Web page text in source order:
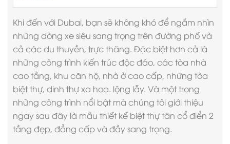
Khi đến với Dubai, bạn sẽ không khó để ngắm nhìn
những dòng xe siêu sang trọng trên đường phố và
cả các du thuyền, trực thăng. Đặc biệt hơn cả là
những công trình kiến trúc độc đáo, các tòa nhà
cao tầng, khu căn hộ, nhà ở cao cấp, những tòa
biệt thự, dinh thự xa hoa. lộng lẫy. Và một trong
những công trình nổi bật mà chúng tôi giới thiệu
ngay sau đây là mẫu thiết kế biệt thự tân cổ điển 2
tầng đẹp, đẳng cấp và đầy sang trọng.